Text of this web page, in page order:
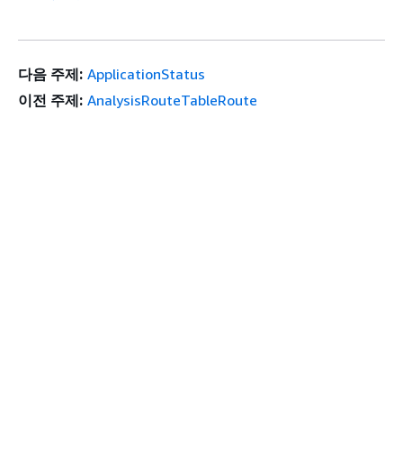
다음 주제: ApplicationStatus
이전 주제: AnalysisRouteTableRoute